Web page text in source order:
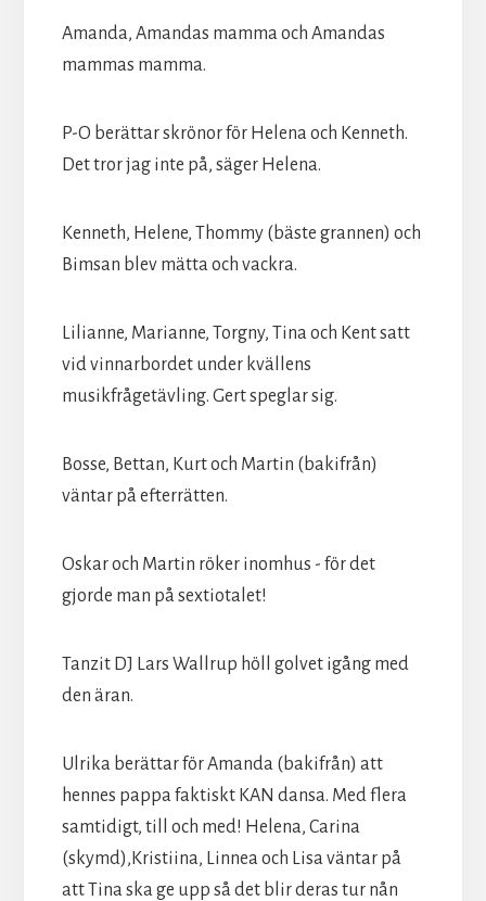
Amanda, Amandas mamma och Amandas
mammas mamma.
P-O berättar skrönor för Helena och Kenneth.
Det tror jag inte på, säger Helena.
Kenneth, Helene, Thommy (bäste grannen) och
Bimsan blev mätta och vackra.
Lilianne, Marianne, Torgny, Tina och Kent satt
vid vinnarbordet under kvällens
musikfrågetävling. Gert speglar sig.
Bosse, Bettan, Kurt och Martin (bakifrån)
väntar på efterrätten.
Oskar och Martin röker inomhus - för det
gjorde man på sextiotalet!
Tanzit DJ Lars Wallrup höll golvet igång med
den äran.
Ulrika berättar för Amanda (bakifrån) att
hennes pappa faktiskt KAN dansa. Med flera
samtidigt, till och med! Helena, Carina
(skymd),Kristiina, Linnea och Lisa väntar på
att Tina ska ge upp så det blir deras tur nån